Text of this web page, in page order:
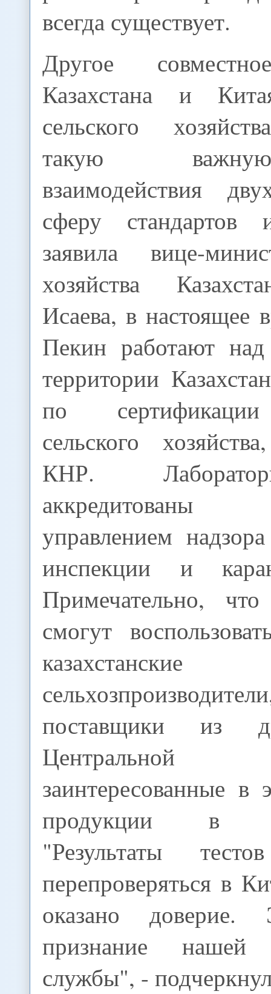
всегда существует.
Другое
Казахстана и
сельского
такую
взаимодействия
сферу
заявила вице-
хозяйства
Исаева, в настоящее
Пекин работают
территории
по
сельского
КНР.
управлением
инспекции и
Примечательно,
смогут
казахстанские
поставщики из
заинтересованные в
продукции в
"Результаты
перепроверяться в
оказано доверие.
признание нашей
службы", -